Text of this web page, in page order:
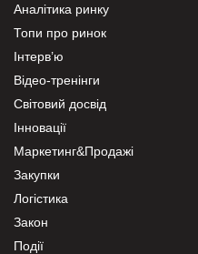
Аналітика ринку
Топи про ринок
Інтерв’ю
Відео-тренінги
Світовий досвід
Інновації
Маркетинг&Продажі
Закупки
Логістика
Закон
Події